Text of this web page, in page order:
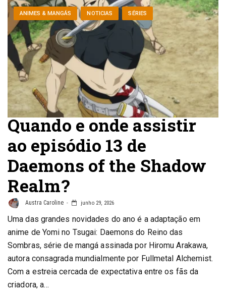
ANIMES & MANGÁS NOTICIAS SÉRIES
Quando e onde assistir
ao episódio 13 de
Daemons of the Shadow
Realm?
Austra Caroline junho 29, 2026
Uma das grandes novidades do ano é a adaptação em
anime de Yomi no Tsugai: Daemons do Reino das
Sombras, série de mangá assinada por Hiromu Arakawa,
autora consagrada mundialmente por Fullmetal Alchemist.
Com a estreia cercada de expectativa entre os fãs da
criadora, a…